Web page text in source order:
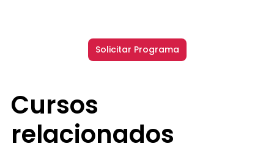
Solicitar Programa
Cursos
relacionados